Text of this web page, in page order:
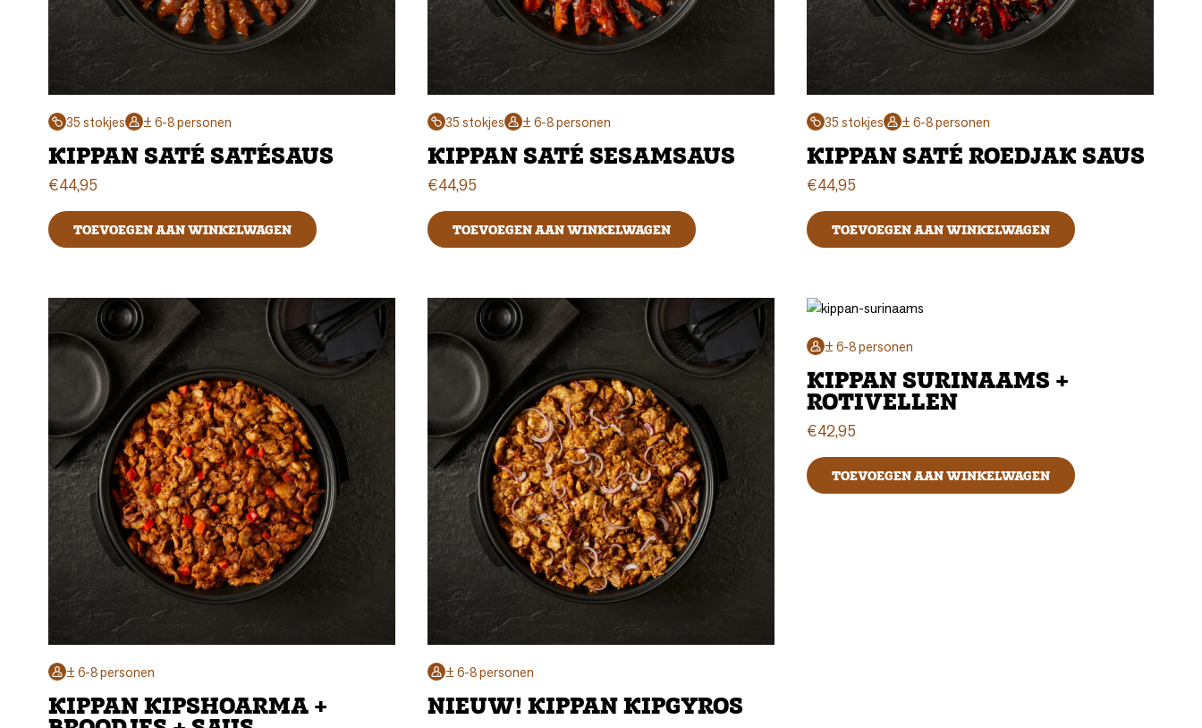
35 stokjes ± 6-8 personen
KIPPAN SATÉ SATÉSAUS
€44,95
TOEVOEGEN AAN WINKELWAGEN
35 stokjes ± 6-8 personen
KIPPAN SATÉ SESAMSAUS
€44,95
TOEVOEGEN AAN WINKELWAGEN
35 stokjes ± 6-8 personen
KIPPAN SATÉ ROEDJAK SAUS
€44,95
TOEVOEGEN AAN WINKELWAGEN
± 6-8 personen
KIPPAN KIPSHOARMA +
± 6-8 personen
NIEUW! KIPPAN KIPGYROS
± 6-8 personen
KIPPAN SURINAAMS +
ROTIVELLEN
€42,95
TOEVOEGEN AAN WINKELWAGEN